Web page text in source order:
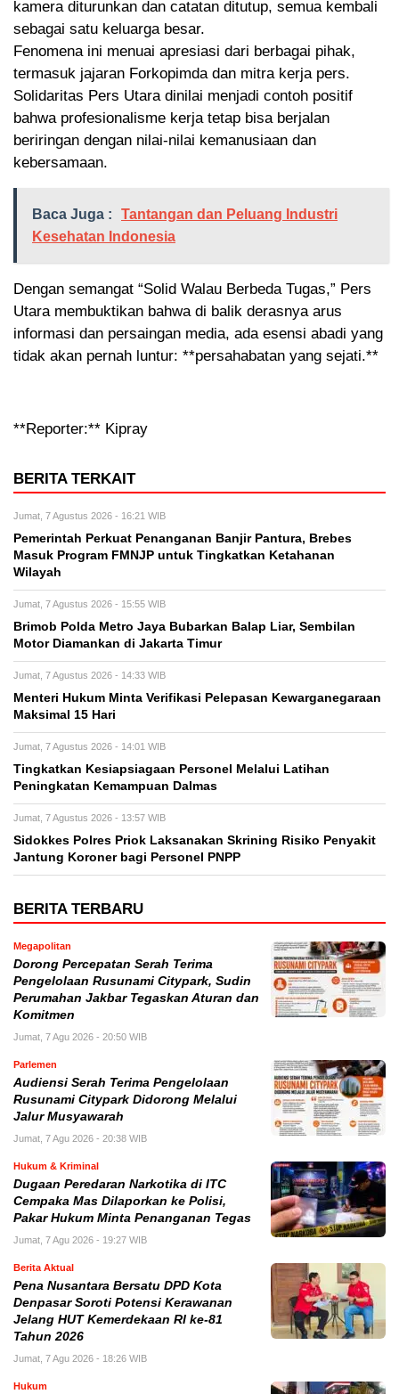
kamera diturunkan dan catatan ditutup, semua kembali
sebagai satu keluarga besar.
Fenomena ini menuai apresiasi dari berbagai pihak,
termasuk jajaran Forkopimda dan mitra kerja pers.
Solidaritas Pers Utara dinilai menjadi contoh positif
bahwa profesionalisme kerja tetap bisa berjalan
beriringan dengan nilai-nilai kemanusiaan dan
kebersamaan.
Baca Juga :
Tantangan dan Peluang Industri
Kesehatan Indonesia
Dengan semangat “Solid Walau Berbeda Tugas,” Pers
Utara membuktikan bahwa di balik derasnya arus
informasi dan persaingan media, ada esensi abadi yang
tidak akan pernah luntur: **persahabatan yang sejati.**
**Reporter:** Kipray
BERITA TERKAIT
Jumat, 7 Agustus 2026 - 16:21 WIB
Pemerintah Perkuat Penanganan Banjir Pantura, Brebes
Masuk Program FMNJP untuk Tingkatkan Ketahanan
Wilayah
Jumat, 7 Agustus 2026 - 15:55 WIB
Brimob Polda Metro Jaya Bubarkan Balap Liar, Sembilan
Motor Diamankan di Jakarta Timur
Jumat, 7 Agustus 2026 - 14:33 WIB
Menteri Hukum Minta Verifikasi Pelepasan Kewarganegaraan
Maksimal 15 Hari
Jumat, 7 Agustus 2026 - 14:01 WIB
Tingkatkan Kesiapsiagaan Personel Melalui Latihan
Peningkatan Kemampuan Dalmas
Jumat, 7 Agustus 2026 - 13:57 WIB
Sidokkes Polres Priok Laksanakan Skrining Risiko Penyakit
Jantung Koroner bagi Personel PNPP
BERITA TERBARU
Megapolitan
Dorong Percepatan Serah Terima
Pengelolaan Rusunami Citypark, Sudin
Perumahan Jakbar Tegaskan Aturan dan
Komitmen
Jumat, 7 Agu 2026 - 20:50 WIB
Parlemen
Audiensi Serah Terima Pengelolaan
Rusunami Citypark Didorong Melalui
Jalur Musyawarah
Jumat, 7 Agu 2026 - 20:38 WIB
Hukum & Kriminal
Dugaan Peredaran Narkotika di ITC
Cempaka Mas Dilaporkan ke Polisi,
Pakar Hukum Minta Penanganan Tegas
Jumat, 7 Agu 2026 - 19:27 WIB
Berita Aktual
Pena Nusantara Bersatu DPD Kota
Denpasar Soroti Potensi Kerawanan
Jelang HUT Kemerdekaan RI ke-81
Tahun 2026
Jumat, 7 Agu 2026 - 18:26 WIB
Hukum